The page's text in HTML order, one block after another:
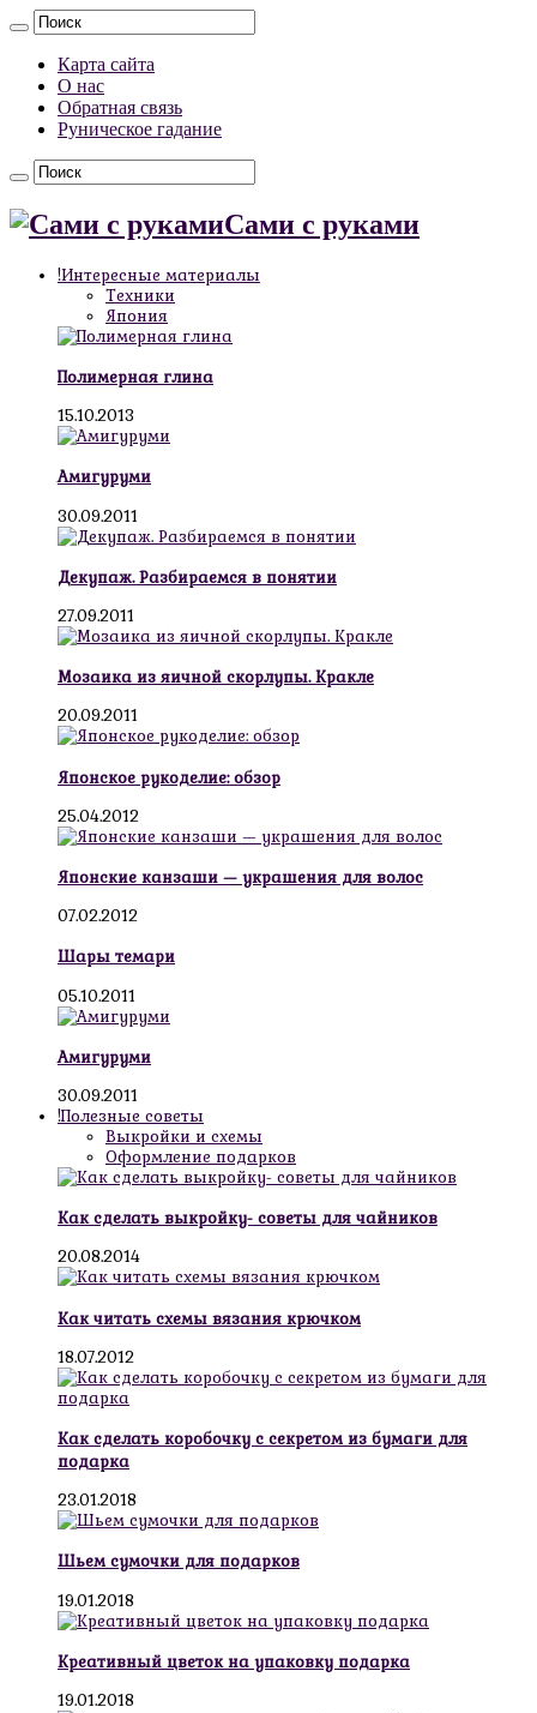
Карта сайта
О нас
Обратная связь
Руническое гадание
Сами с руками
!Интересные материалы
Техники
Япония
Полимерная глина
15.10.2013
Амигуруми
30.09.2011
Декупаж. Разбираемся в понятии
27.09.2011
Мозаика из яичной скорлупы. Кракле
20.09.2011
Японское рукоделие: обзор
25.04.2012
Японские канзаши — украшения для волос
07.02.2012
Шары темари
05.10.2011
Амигуруми
30.09.2011
!Полезные советы
Выкройки и схемы
Оформление подарков
Как сделать выкройку- советы для чайников
20.08.2014
Как читать схемы вязания крючком
18.07.2012
Как сделать коробочку с секретом из бумаги для
подарка
23.01.2018
Шьем сумочки для подарков
19.01.2018
Креативный цветок на упаковку подарка
19.01.2018